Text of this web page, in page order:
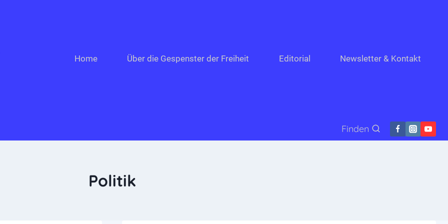
Home Über die Gespenster der Freiheit Editorial Newsletter & Kontakt
Finden
Politik